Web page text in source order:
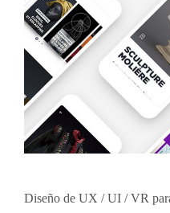
Diseño de UX / UI / VR